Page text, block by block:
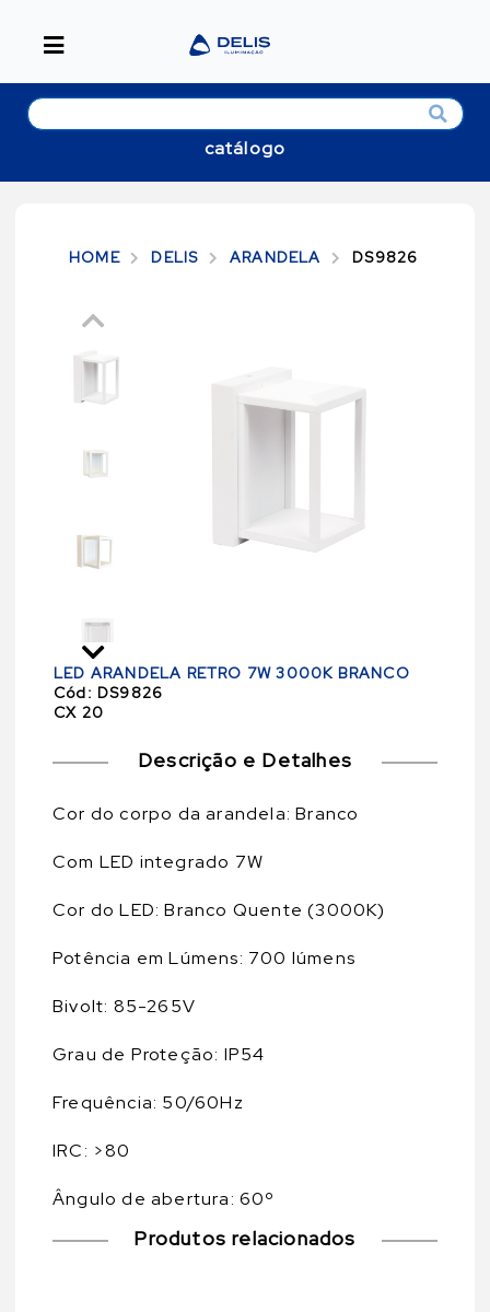
catálogo
HOME DELIS ARANDELA DS9826
LED ARANDELA RETRO 7W 3000K BRANCO
Cód: DS9826
CX 20
Descrição e Detalhes
Cor do corpo da arandela: Branco
Com LED integrado 7W
Cor do LED: Branco Quente (3000K)
Potência em Lúmens: 700 lúmens
Bivolt: 85-265V
Grau de Proteção: IP54
Frequência: 50/60Hz
IRC: >80
Ângulo de abertura: 60º
Produtos relacionados